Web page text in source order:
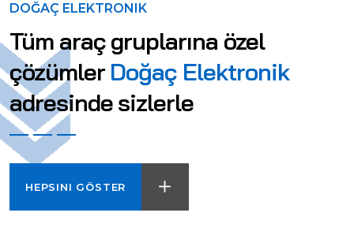
DOĞAÇ ELEKTRONIK
Tüm araç gruplarına özel
çözümlerDoğaç Elektronik
adresinde sizlerle
HEPSINI GÖSTER